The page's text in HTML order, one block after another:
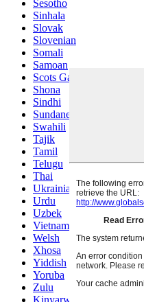
Sesotho
Sinhala
Slovak
Slovenian
Somali
Samoan
Scots Gaelic
Shona
Sindhi
Sundanese
Swahili
Tajik
Tamil
Telugu
Thai
Ukrainian
Urdu
Uzbek
Vietnamese
Welsh
Xhosa
Yiddish
Yoruba
Zulu
Kinyarwanda